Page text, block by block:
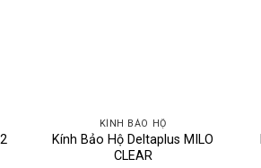
KÍNH BẢO HỘ
Kính Bảo Hộ Deltaplus MILO
CLEAR